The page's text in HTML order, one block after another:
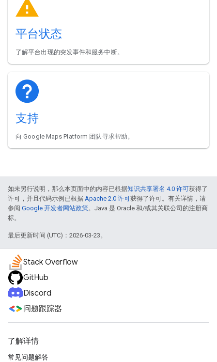
平台状态
了解平台出现的突发事件和服务中断。
支持
向 Google Maps Platform 团队寻求帮助。
如未另行说明，那么本页面中的内容已根据知识共享署名 4.0 许可获得了
许可，并且代码示例已根据 Apache 2.0 许可获得了许可。有关详情，请
参阅 Google 开发者网站政策。Java 是 Oracle 和/或其关联公司的注册商
标。
最后更新时间 (UTC)：2026-03-23。
Stack Overflow
GitHub
Discord
问题跟踪器
了解详情
常见问题解答